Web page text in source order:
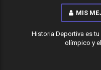
MIS
Historia Deportiva es
olímpico y